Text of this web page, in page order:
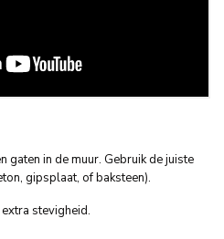
gaten in de muur. Gebruik de juiste
gipsplaat, of baksteen).
stevigheid.